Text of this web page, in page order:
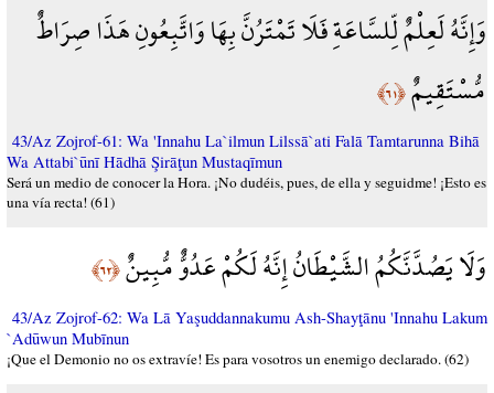
وَإِنَّهُ لَعِلْمٌ لِّلسَّاعَةِ فَلَا تَمْتَرُنَّ بِهَا وَاتَّبِعُونِ هَذَا صِرَاطٌ
مُّسْتَقِيمٌ﴿٦١﴾
43/Az Zojrof-61: Wa 'Innahu La`ilmun Lilssā`ati Falā Tamtarunna Bihā
Wa Attabi`ūnī Hādhā Şirāţun Mustaqīmun
Será un medio de conocer la Hora. ¡No dudéis, pues, de ella y seguidme! ¡Esto es
una vía recta! (61)
وَلَا يَصُدَّنَّكُمُ الشَّيْطَانُ إِنَّهُ لَكُمْ عَدُوٌّ مُّبِينٌ﴿٦٢﴾
43/Az Zojrof-62: Wa Lā Yaşuddannakumu Ash-Shayţānu 'Innahu Lakum
`Adūwun Mubīnun
¡Que el Demonio no os extravíe! Es para vosotros un enemigo declarado. (62)